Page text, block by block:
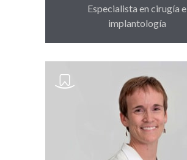
Especialista en cirugía e
implantología